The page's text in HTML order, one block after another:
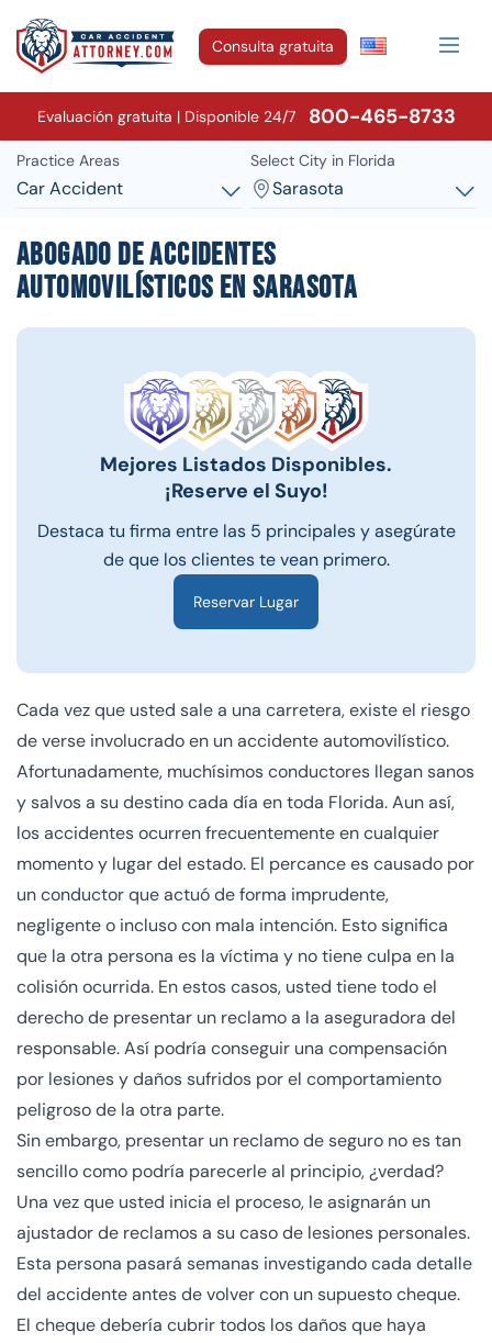
Consulta gratuita
Evaluación gratuita | Disponible 24/7 800-465-8733
Practice Areas
Car Accident
Select City in Florida
Sarasota
Abogado de accidentes
automovilísticos en Sarasota
Mejores Listados Disponibles.
¡Reserve el Suyo!
Destaca tu firma entre las 5 principales y asegúrate
de que los clientes te vean primero.
Reservar Lugar
Cada vez que usted sale a una carretera, existe el riesgo
de verse involucrado en un accidente automovilístico.
Afortunadamente, muchísimos conductores llegan sanos
y salvos a su destino cada día en toda Florida. Aun así,
los accidentes ocurren frecuentemente en cualquier
momento y lugar del estado. El percance es causado por
un conductor que actuó de forma imprudente,
negligente o incluso con mala intención. Esto significa
que la otra persona es la víctima y no tiene culpa en la
colisión ocurrida. En estos casos, usted tiene todo el
derecho de presentar un reclamo a la aseguradora del
responsable. Así podría conseguir una compensación
por lesiones y daños sufridos por el comportamiento
peligroso de la otra parte.
Sin embargo, presentar un reclamo de seguro no es tan
sencillo como podría parecerle al principio, ¿verdad?
Una vez que usted inicia el proceso, le asignarán un
ajustador de reclamos a su caso de lesiones personales.
Esta persona pasará semanas investigando cada detalle
del accidente antes de volver con un supuesto cheque.
El cheque debería cubrir todos los daños que haya